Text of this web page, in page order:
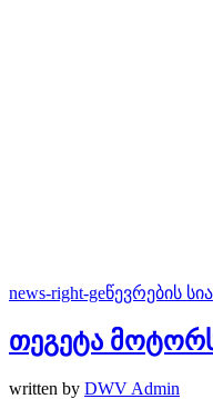
news-right-geწევრების
თეგეტა
written by DWV Admin